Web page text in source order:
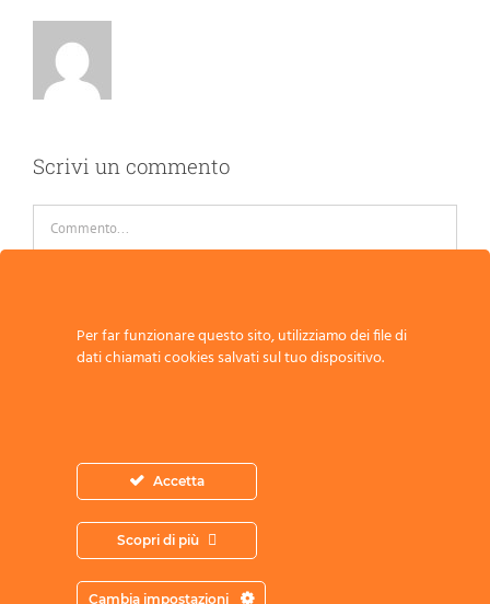
Scrivi un commento
Acconsento all’archiviazione dei miei
dati secondo l’Informativa sulla Privacy
Per far funzionare questo sito, utilizziamo dei file di
dati chiamati cookies salvati sul tuo dispositivo.
Accetta
Scopri di più
Cambia impostazioni